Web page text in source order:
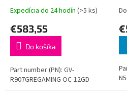
GRE/Gaming/OC/12GB/GDDR6
Expedícia do 24 hodín (>5 ks)
€583,55
Do košíka
Part number (PN): GV-
R907GREGAMING OC-12GD